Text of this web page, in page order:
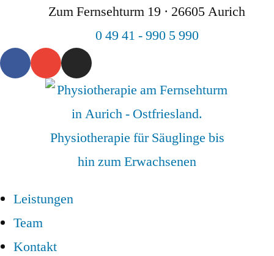
Zum Fernsehturm 19 · 26605 Aurich
0 49 41 - 990 5 990
Leistungen
Team
Kontakt